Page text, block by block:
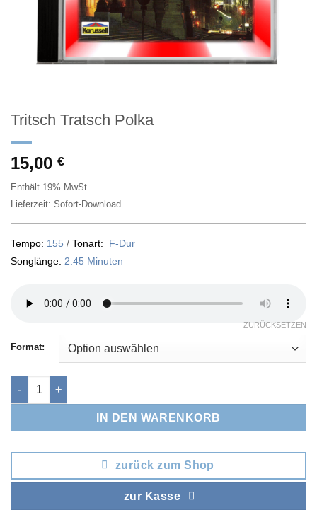
Tritsch Tratsch Polka
15,00 €
Enthält 19% MwSt.
Lieferzeit: Sofort-Download
Tempo: 155 / Tonart:
F-Dur
Songlänge: 2:45 Minuten
Format:
ZURÜCKSETZEN
Tritsch Tratsch Polka Menge
IN DEN WARENKORB
zurück zum Shop
zur Kasse